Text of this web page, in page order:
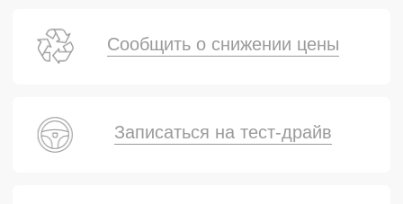
Сообщить о снижении цены
Записаться на тест-драйв